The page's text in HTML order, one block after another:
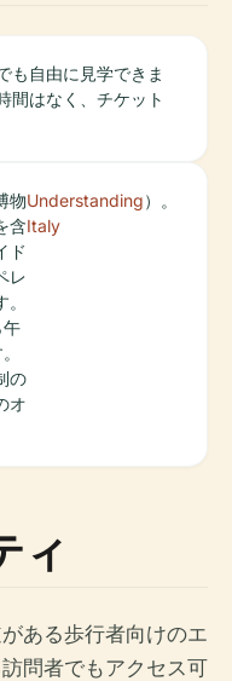
も自由に見学できま
間はなく、チケット
物
含
ド
レ
午
の
オ
Understanding
Italy
）。
ィ
ある歩行者向けのエ
問者でもアクセス可